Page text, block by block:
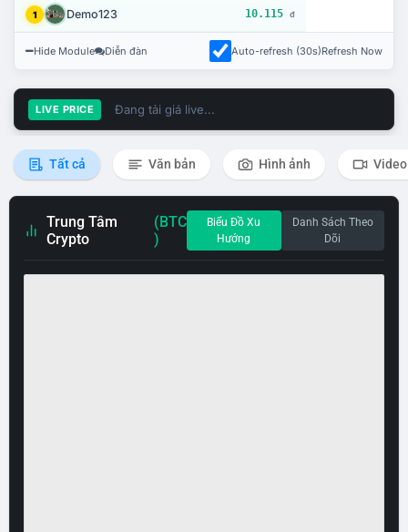
1 Demo123 10.115 đ
Hide Module Diễn đàn Auto-refresh (30s)Refresh Now
LIVE PRICE Đang tải giá live...
Tất cả Văn bản Hình ảnh Video
Trung Tâm
Crypto
(BTC
)
Biểu Đồ Xu
Hướng
Danh Sách Theo
Dõi